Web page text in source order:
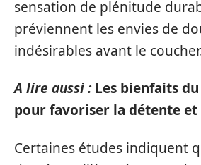
sensation de plénitude
préviennent les envies de
indésirables avant le
A lire aussi : Les bienfaits
pour favoriser la détente
Certaines études indiquent